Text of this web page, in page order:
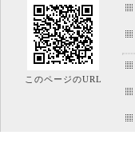
このページのURL